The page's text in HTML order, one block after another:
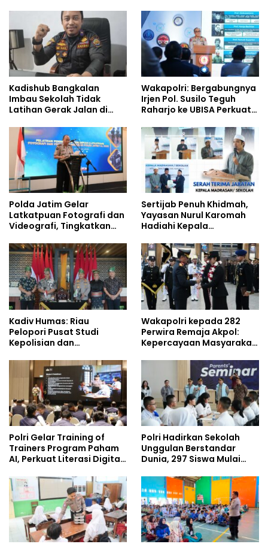
Pengelolaan Limbah
Berjalan Optimal
Siswa Sekolah Rakyat
Kadishub Bangkalan
Imbau Sekolah Tidak
Latihan Gerak Jalan di
Wakapolri: Bergabungnya
Irjen Pol. Susilo Teguh
Raharjo ke UBISA Perkuat
Studi Kepolisian
Polda Jatim Gelar
Latkatpuan Fotografi dan
Videografi, Tingkatkan
Era Digital
Sertijab Penuh Khidmah,
Yayasan Nurul Karomah
Hadiahi Kepala
Umrah
Kadiv Humas: Riau
Pelopori Pusat Studi
Kepolisian dan
Policing Masuki Babak
Wakapolri kepada 282
Perwira Remaja Akpol:
Kepercayaan Masyarakat
Polri Gelar Training of
Trainers Program Paham
AI, Perkuat Literasi Digital
Polri Hadirkan Sekolah
Unggulan Berstandar
Dunia, 297 Siswa Mulai